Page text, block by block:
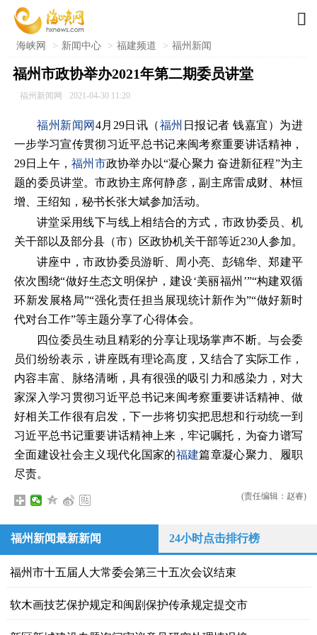

海峡网 > 新闻中心 > 福建频道 > 福州新闻
福州市政协举办2021年第二期委员讲堂
福州新闻网 2021-04-30 11:20
福州新闻网 4月29日讯（福州 日报记者 钱嘉宜）为进
一步学习宣传贯彻习近平总书记来闽考察重要讲话精神，
29日上午，福州市政协举办以“凝心聚力 奋进新征程”为主
题的委员讲堂。市政协主席何静彦，副主席雷成财、林恒
增、王绍知，秘书长张大斌参加活动。
讲堂采用线下与线上相结合的方式，市政协委员、机
关干部以及部分县（市）区政协机关干部等近230人参加。
讲座中，市政协委员游昕、周小亮、彭锦华、郑建平
依次围绕“做好生态文明保护，建设‘美丽福州’”“构建双循
环新发展格局”“强化责任担当展现统计新作为”“做好新时
代对台工作”等主题分享了心得体会。
四位委员生动且精彩的分享让现场掌声不断。与会委
员们纷纷表示，讲座既有理论高度，又结合了实际工作，
内容丰富、脉络清晰，具有很强的吸引力和感染力，对大
家深入学习贯彻习近平总书记来闽考察重要讲话精神、做
好相关工作很有启发，下一步将切实把思想和行动统一到
习近平总书记重要讲话精神上来，牢记嘱托，为奋力谱写
全面建设社会主义现代化国家的福建篇章凝心聚力、履职
尽责。
(责任编辑：赵睿)
福州新闻最新新闻 24小时点击排行榜
福州市十五届人大常委会第三十五次会议结束
软木画技艺保护规定和闽剧保护传承规定提交市